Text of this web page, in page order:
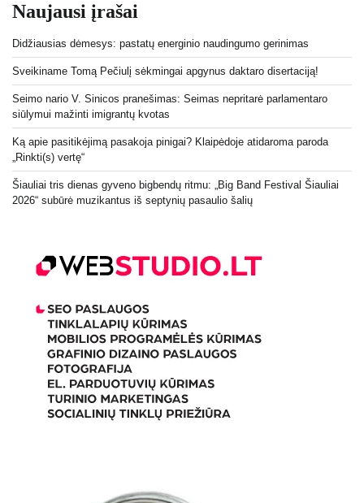
Naujausi įrašai
Didžiausias dėmesys: pastatų energinio naudingumo gerinimas
Sveikiname Tomą Pečiulį sėkmingai apgynus daktaro disertaciją!
Seimo nario V. Sinicos pranešimas: Seimas nepritarė parlamentaro
siūlymui mažinti imigrantų kvotas
Ką apie pasitikėjimą pasakoja pinigai? Klaipėdoje atidaroma paroda
„Rinkti(s) vertę“
Šiauliai tris dienas gyveno bigbendų ritmu: „Big Band Festival Šiauliai
2026“ subūrė muzikantus iš septynių pasaulio šalių